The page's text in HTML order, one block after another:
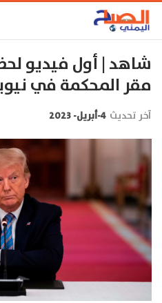
شاهد | أول فيديو
مقر المحكمة في
آخر تحديث 4-أبريل- 2023